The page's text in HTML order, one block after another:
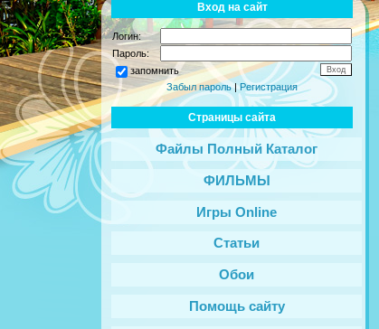
Вход на сайт
Логин:
Пароль:
запомнить
Забыл пароль|Регистрация
Страницы сайта
Файлы Полный Каталог
ФИЛЬМЫ
Игры Online
Статьи
Обои
Помощь сайту